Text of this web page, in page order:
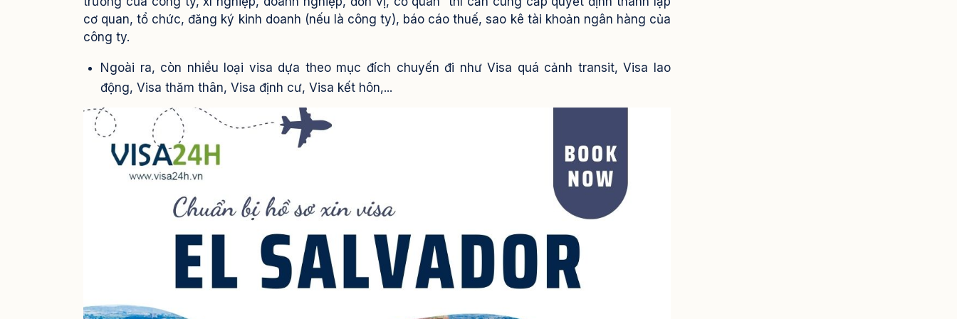
cơ quan, tổ chức, đăng ký kinh doanh (nếu là công ty), báo cáo thuế, sao kê tài khoản ngân hàng của
công ty.
Ngoài ra, còn nhiều loại visa dựa theo mục đích chuyến đi như Visa quá cảnh transit, Visa lao
động, Visa thăm thân, Visa định cư, Visa kết hôn,...